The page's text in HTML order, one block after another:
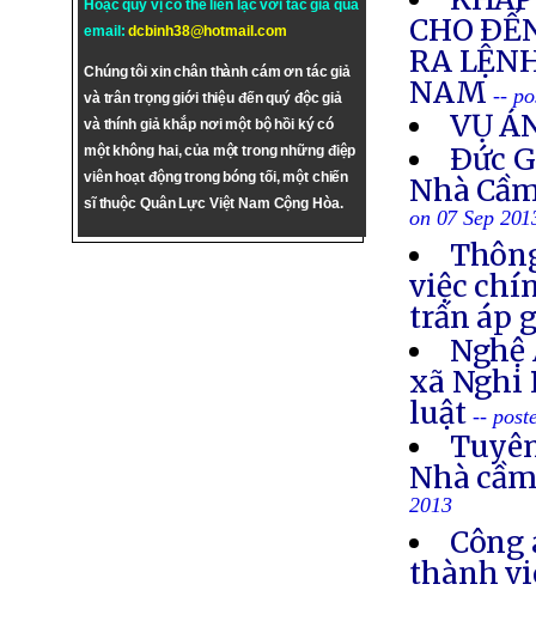
Hoặc quý vị có thể liên lạc với tác giả qua
email:dcbinh38@hotmail.com
Chúng tôi xin chân thành cám ơn tác giả
và trân trọng giới thiệu đến quý độc giả
và thính giả khắp nơi một bộ hồi ký có
một không hai, của một trong những điệp
viên hoạt động trong bóng tối, một chiến
sĩ thuộc Quân Lực Việt Nam Cộng Hòa.
CHO
RA
NAM--
VỤ
Ðức
Nhà
on 07 Sep
việc
trấn áp
Nghệ
xã Nghi
luật--
Nhà
2013
thành